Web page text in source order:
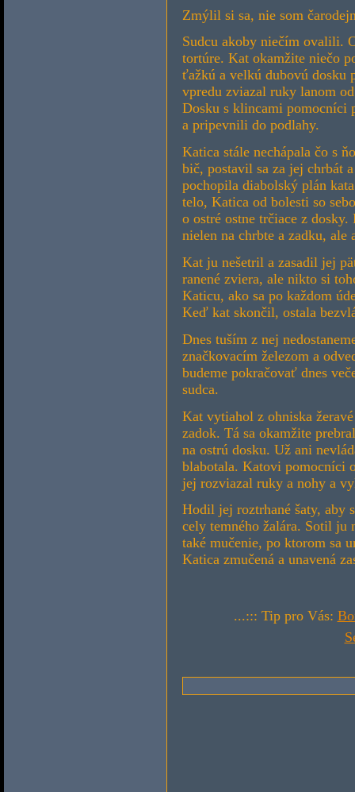
Zmýlil si sa, nie som
Sudcu akoby niečím ovalili.
tortúre. Kat okamžite niečo
ťažkú a velkú dubovú
vpredu zviazal ruky lanom
Dosku s klincami pomocníci
a pripevnili do podlahy.
Katica stále nechápala čo s
bič, postavil sa za jej chrbát
pochopila diabolský plán
telo, Katica od bolesti so
o ostré ostne trčiace z
nielen na chrbte a zadku, ale
Kat ju nešetril a zasadil jej
ranené zviera, ale nikto si
Katicu, ako sa po každom
Keď kat skončil, ostala
Dnes tuším z nej
značkovacím železom a
budeme pokračovať dnes
sudca.
Kat vytiahol z ohniska
zadok. Tá sa okamžite
na ostrú dosku. Už ani
blabotala. Katovi pomocníci
jej rozviazal ruky a nohy a
Hodil jej roztrhané šaty, aby
cely temného žalára. Sotil ju
také mučenie, po ktorom sa
Katica zmučená a unavená
...::: Tip pro Vás: